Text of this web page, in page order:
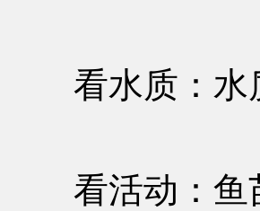
看水质：
看活动：